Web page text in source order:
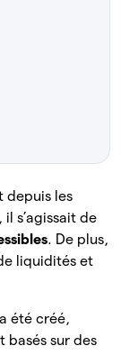
depuis les
s’agissait de
. De plus,
liquidités et
été créé,
basés sur des